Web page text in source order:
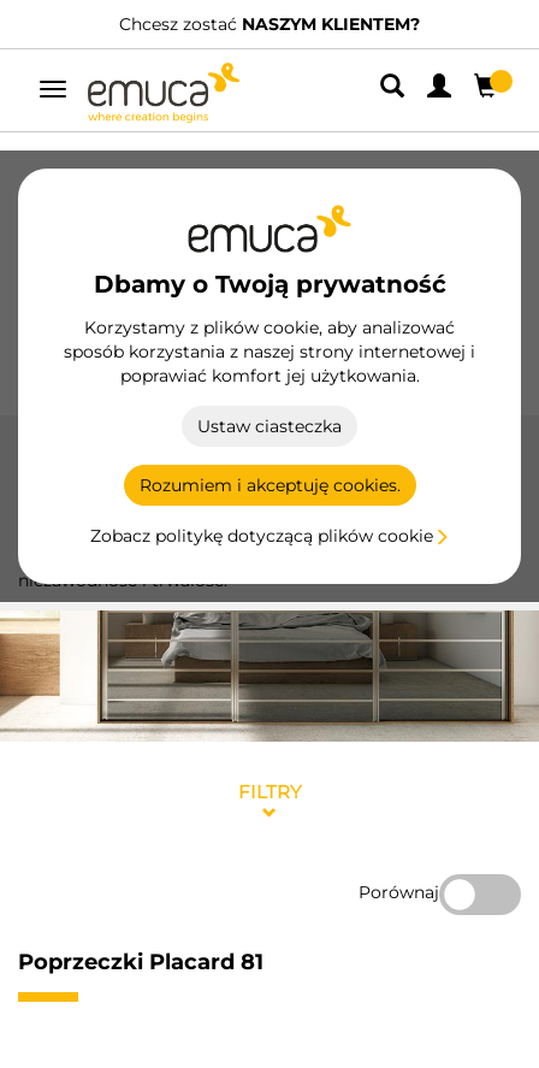
Chcesz zostać NASZYM KLIENTEM?
Przełącz
nawigację
Dbamy o Twoją prywatność
Korzystamy z plików cookie, aby analizować
sposób korzystania z naszej strony internetowej i
poprawiać komfort jej użytkowania.
Ustaw ciasteczka
Rozumiem i akceptuję cookies.
Zobacz politykę dotyczącą plików cookie
Zawiasy
Systemy przesuwne Kuchnia
Ekspozytory
Poprzeczki Placard 81
Poprzeczki Placard 81 firmy Emuca oferują dodatkową
stabilność i wytrzymałość dla drzwi przesuwnych,
wykonane z wysokiej jakości aluminium, zapewniające
niezawodność i trwałość.
FILTRY
Porównaj
Poprzeczki Placard 81